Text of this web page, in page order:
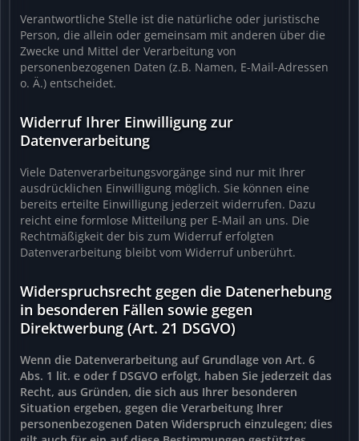
Verantwortliche Stelle ist die natürliche oder juristische
Person, die allein oder gemeinsam mit anderen über die
Zwecke und Mittel der Verarbeitung von
personenbezogenen Daten (z.B. Namen, E-Mail-Adressen
o. Ä.) entscheidet.
Widerruf Ihrer Einwilligung zur
Datenverarbeitung
Viele Datenverarbeitungsvorgänge sind nur mit Ihrer
ausdrücklichen Einwilligung möglich. Sie können eine
bereits erteilte Einwilligung jederzeit widerrufen. Dazu
reicht eine formlose Mitteilung per E-Mail an uns. Die
Rechtmäßigkeit der bis zum Widerruf erfolgten
Datenverarbeitung bleibt vom Widerruf unberührt.
Widerspruchsrecht gegen die Datenerhebung
in besonderen Fällen sowie gegen
Direktwerbung (Art. 21 DSGVO)
Wenn die Datenverarbeitung auf Grundlage von Art. 6
Abs. 1 lit. e oder f DSGVO erfolgt, haben Sie jederzeit das
Recht, aus Gründen, die sich aus Ihrer besonderen
Situation ergeben, gegen die Verarbeitung Ihrer
personenbezogenen Daten Widerspruch einzulegen; dies